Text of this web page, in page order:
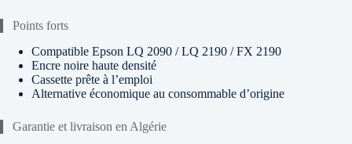
Points forts
Compatible Epson LQ 2090 / LQ 2190 / FX 2190
Encre noire haute densité
Cassette prête à l’emploi
Alternative économique au consommable d’origine
Garantie et livraison en Algérie